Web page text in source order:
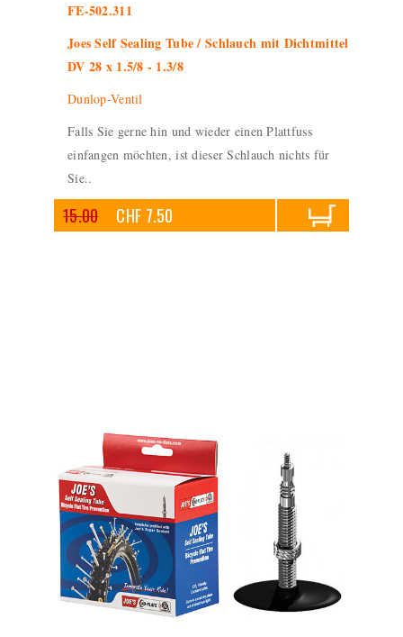
FE-502.311
Joes Self Sealing Tube / Schlauch mit Dichtmittel
DV 28 x 1.5/8 - 1.3/8
Dunlop-Ventil
Falls Sie gerne hin und wieder einen Plattfuss
einfangen möchten, ist dieser Schlauch nichts für
Sie..
15.00 CHF 7.50